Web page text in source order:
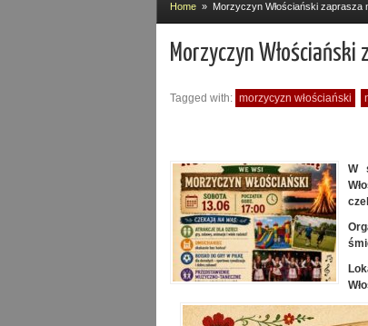
Home » Morzyczyn Włościański zaprasza
Morzyczyn Włościański
Tagged with: morzycyzn włościański
W